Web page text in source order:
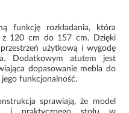
funkcję rozkładania, która
z 120 cm do 157 cm. Dzięki
użytkową i wygodę
Dodatkowym atutem jest
dopasowanie mebla do
funkcjonalność.
sprawiają, że model